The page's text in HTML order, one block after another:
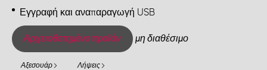
Εγγραφή και αναπαραγωγή USB
Αρχειοθετημένο προϊόν μη διαθέσιμο
Αξεσουάρ Λήψεις